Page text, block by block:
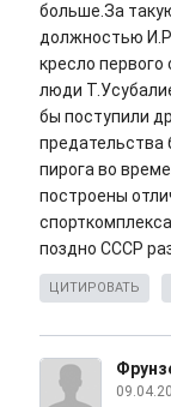
больше.За
должностью
кресло
люди
бы поступили
предательства
пирога во
построены
поздно СССР
ЦИТИРОВАТЬ